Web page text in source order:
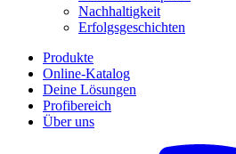
Nachhaltigkeit
Erfolgsgeschichten
Produkte
Online-Katalog
Deine Lösungen
Profibereich
Über uns